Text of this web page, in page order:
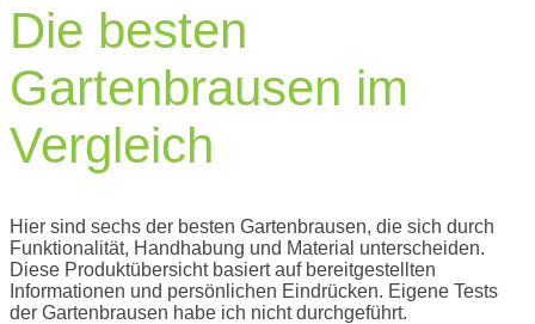
Die besten
Gartenbrausen im
Vergleich
Hier sind sechs der besten Gartenbrausen, die sich durch
Funktionalität, Handhabung und Material unterscheiden.
Diese Produktübersicht basiert auf bereitgestellten
Informationen und persönlichen Eindrücken. Eigene Tests
der Gartenbrausen habe ich nicht durchgeführt.